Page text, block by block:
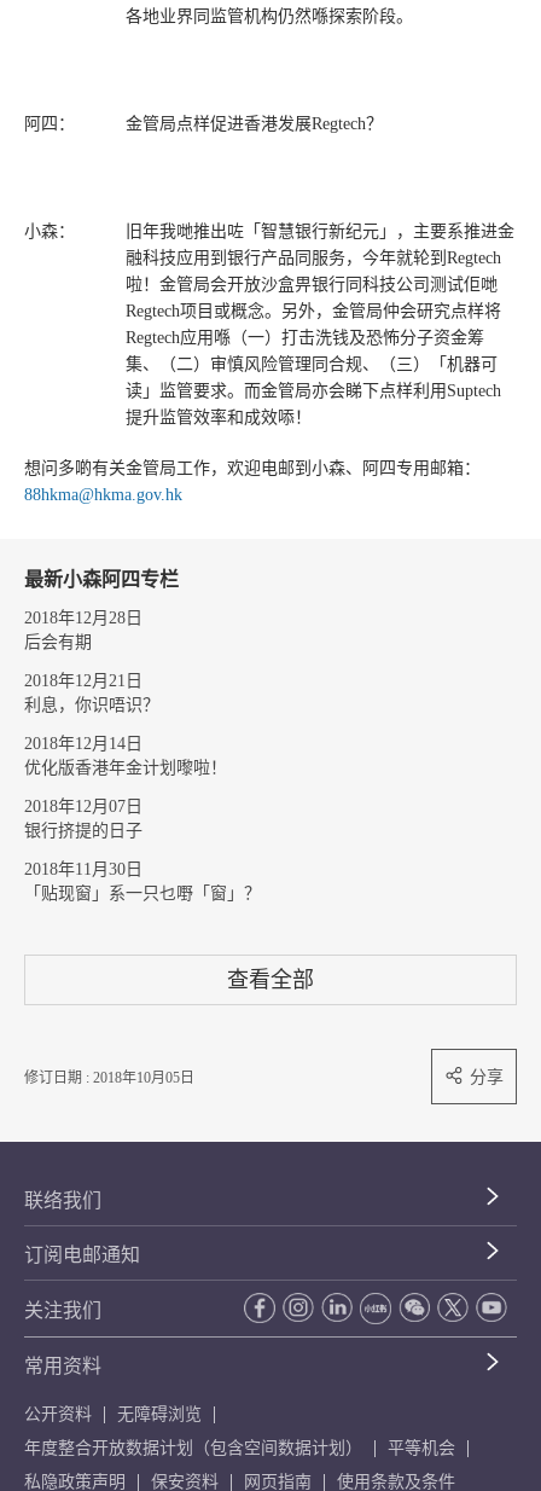
各地业界同监管机构仍然喺探索阶段。
阿四： 金管局点样促进香港发展Regtech？
小森：
旧年我哋推出咗「智慧银行新纪元」，主要系推进金
融科技应用到银行产品同服务，今年就轮到Regtech
啦！金管局会开放沙盒畀银行同科技公司测试佢哋
Regtech项目或概念。另外，金管局仲会研究点样将
Regtech应用喺（一）打击洗钱及恐怖分子资金筹
集、（二）审慎风险管理同合规、（三）「机器可
读」监管要求。而金管局亦会睇下点样利用Suptech
提升监管效率和成效㖭！
想问多啲有关金管局工作，欢迎电邮到小森、阿四专用邮箱：
88hkma@hkma.gov.hk
最新小森阿四专栏
2018年12月28日
后会有期
2018年12月21日
利息，你识唔识？
2018年12月14日
优化版香港年金计划嚟啦！
2018年12月07日
银行挤提的日子
2018年11月30日
「贴现窗」系一只乜嘢「窗」？
查看全部
修订日期 : 2018年10月05日 分享
联络我们
订阅电邮通知
关注我们
常用资料
公开资料
无障碍浏览
年度整合开放数据计划（包含空间数据计划）
平等机会
私隐政策声明
保安资料 网页指南 使用条款及条件